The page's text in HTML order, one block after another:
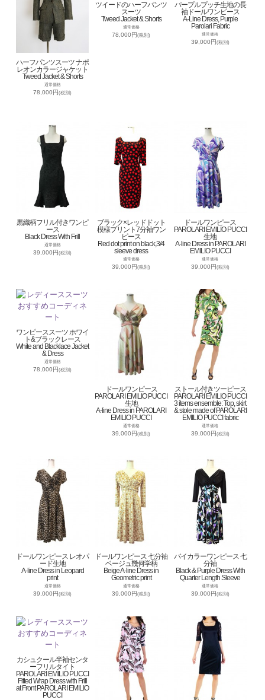
ハーフパンツスーツ ナポ
レオンカラージャケット
Tweed Jacket & Shorts
通常価格
78,000円(税別)
ツイードのハーフパンツ
スーツ
Tweed Jacket & Shorts
通常価格
78,000円(税別)
パープルプッチ生地の長
袖ドールワンピース
A-Line Dress, Purple
Parolari Fabric
通常価格
39,000円(税別)
黒織柄フリル付きワンピ
ース
Black Dress With Frill
通常価格
39,000円(税別)
ブラック×レッドドット
模様プリント7分袖ワン
ピース
Red dot print on black,3/4
sleeve dress
通常価格
39,000円(税別)
ドールワンピース
PAROLARI EMILIO PUCCI
生地
A-line Dress in PAROLARI
EMILIO PUCCI
通常価格
39,000円(税別)
ワンピーススーツ ホワイ
ト&ブラックレース
White and Blacklace Jacket
& Dress
通常価格
78,000円(税別)
ドールワンピース
PAROLARI EMILIO PUCCI
生地
A-line Dress in PAROLARI
EMILIO PUCCI
通常価格
39,000円(税別)
ストール付きツーピース
PAROLARI EMILIO PUCCI
3 items ensemble: Top, skirt
& stole made of PAROLARI
EMILIO PUCCI fabric
通常価格
39,000円(税別)
ドールワンピース レオパ
ード生地
A-line Dress in Leopard
print
通常価格
39,000円(税別)
ドールワンピース 七分袖
ベージュ幾何学柄
Beige A-line Dress in
Geometric print
通常価格
39,000円(税別)
バイカラーワンピース 七
分袖
Black & Purple Dress With
Quarter Length Sleeve
通常価格
39,000円(税別)
カシュクール半袖センタ
ーフリルタイト
PAROLARI EMILIO PUCCI
Fitted Wrap Dress with Frill
at Front PAROLARI EMILIO
PUCCI